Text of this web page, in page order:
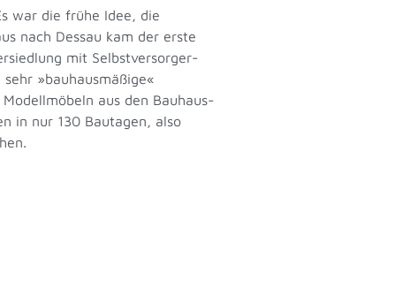
war die frühe Idee, die
nach Dessau kam der erste
mit Selbstversorger-
»bauhausmäßige«
aus den Bauhaus-
in nur 130 Bautagen, also